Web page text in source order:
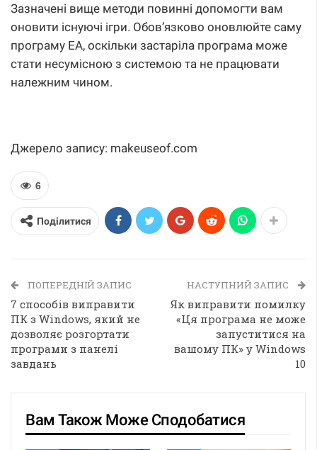
Зазначені вище методи повинні допомогти вам
оновити існуючі ігри. Обов’язково оновлюйте саму
програму EA, оскільки застаріла програма може
стати несумісною з системою та не працювати
належним чином.
Джерело запису: makeuseof.com
6
Поділитися
ПОПЕРЕДНІЙ ЗАПИС
7 способів виправити
ПК з Windows, який не
дозволяє розгортати
програми з панелі
завдань
НАСТУПНИЙ ЗАПИС
Як виправити помилку
«Ця програма не може
запуститися на
вашому ПК» у Windows
10
Вам Також Може Сподобатися